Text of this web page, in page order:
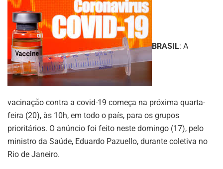
BRASIL: A
vacinação contra a covid-19 começa na próxima quarta-
feira (20), às 10h, em todo o país, para os grupos
prioritários. O anúncio foi feito neste domingo (17), pelo
ministro da Saúde, Eduardo Pazuello, durante coletiva no
Rio de Janeiro.